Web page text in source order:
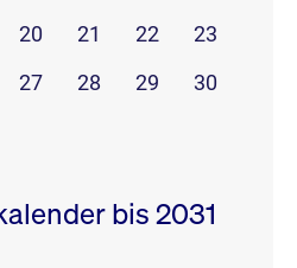
20 21 22
23
27 28 29
30
bis 2031